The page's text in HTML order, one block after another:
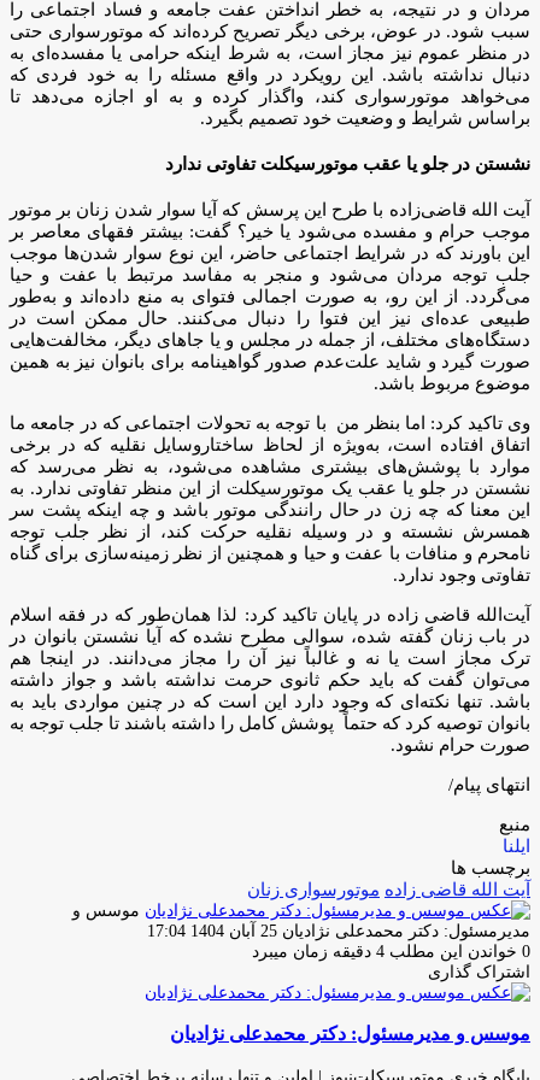
مردان و در نتیجه، به خطر انداختن عفت جامعه و فساد اجتماعی را
سبب شود. در عوض، برخی دیگر تصریح کرده‌اند که موتورسواری حتی
در منظر عموم نیز مجاز است، به شرط اینکه حرامی یا مفسده‌ای به
دنبال نداشته باشد. این رویکرد در واقع مسئله را به خود فردی که
می‌خواهد موتورسواری کند، واگذار کرده و به او اجازه می‌دهد تا
براساس شرایط و وضعیت خود تصمیم بگیرد.
نشستن در جلو یا عقب موتورسیکلت تفاوتی ندارد
آیت الله قاضی‌زاده با طرح این پرسش که آیا سوار شدن زنان بر موتور
موجب حرام و مفسده می‌شود یا خیر؟ گفت: بیشتر فقهای معاصر بر
این باورند که در شرایط اجتماعی حاضر، این نوع سوار شدن‌ها موجب
جلب توجه مردان می‌شود و منجر به مفاسد مرتبط با عفت و حیا
می‌گردد. از این رو، به صورت اجمالی فتوای به منع داده‌اند و به‌طور
طبیعی عده‌ای نیز این فتوا را دنبال می‌کنند. حال ممکن است در
دستگاه‌های مختلف، از جمله در مجلس و یا جاهای دیگر، مخالفت‌هایی
صورت گیرد و شاید علت‌عدم صدور گواهینامه برای بانوان نیز به همین
موضوع مربوط باشد.
وی تاکید کرد: اما بنظر من با توجه به تحولات اجتماعی که در جامعه ما
اتفاق افتاده است، به‌ویژه از لحاظ ساختاروسایل نقلیه که در برخی
موارد با پوشش‌های بیشتری مشاهده می‌شود، به نظر می‌رسد که
نشستن در جلو یا عقب یک موتورسیکلت از این منظر تفاوتی ندارد. به
این معنا که چه زن در حال رانندگی موتور باشد و چه اینکه پشت سر
همسرش نشسته و در وسیله نقلیه حرکت کند، از نظر جلب توجه
نامحرم و منافات با عفت و حیا و همچنین از نظر زمینه‌سازی برای گناه
تفاوتی وجود ندارد.
آیت‌الله قاضی زاده در پایان تاکید کرد: لذا همان‌طور که در فقه اسلام
در باب زنان گفته شده، سوالی مطرح نشده که آیا نشستن بانوان در
ترک مجاز است یا نه و غالباً نیز آن را مجاز می‌دانند. در اینجا هم
می‌توان گفت که باید حکم ثانوی حرمت نداشته باشد و جواز داشته
باشد. تنها نکته‌ای که وجود دارد این است که در چنین مواردی باید به
بانوان توصیه کرد که حتماً پوشش کامل را داشته باشند تا جلب توجه به
صورت حرام نشود.
انتهای پیام/
منبع
ایلنا
برچسب ها
آیت الله قاضی زاده موتورسواری زنان
موسس و
مدیرمسئول: دکتر محمدعلی نژادیان ارسال
ایمیل
25 آبان 1404 17:04
0 خواندن این مطلب 4 دقیقه زمان میبرد
اشتراک گذاری
فیس
توئیتر
لینکدین
واتس
تلگرام
اشتراک
از
ایمیل
چاپ
موسس و مدیرمسئول: دکتر محمدعلی نژادیان